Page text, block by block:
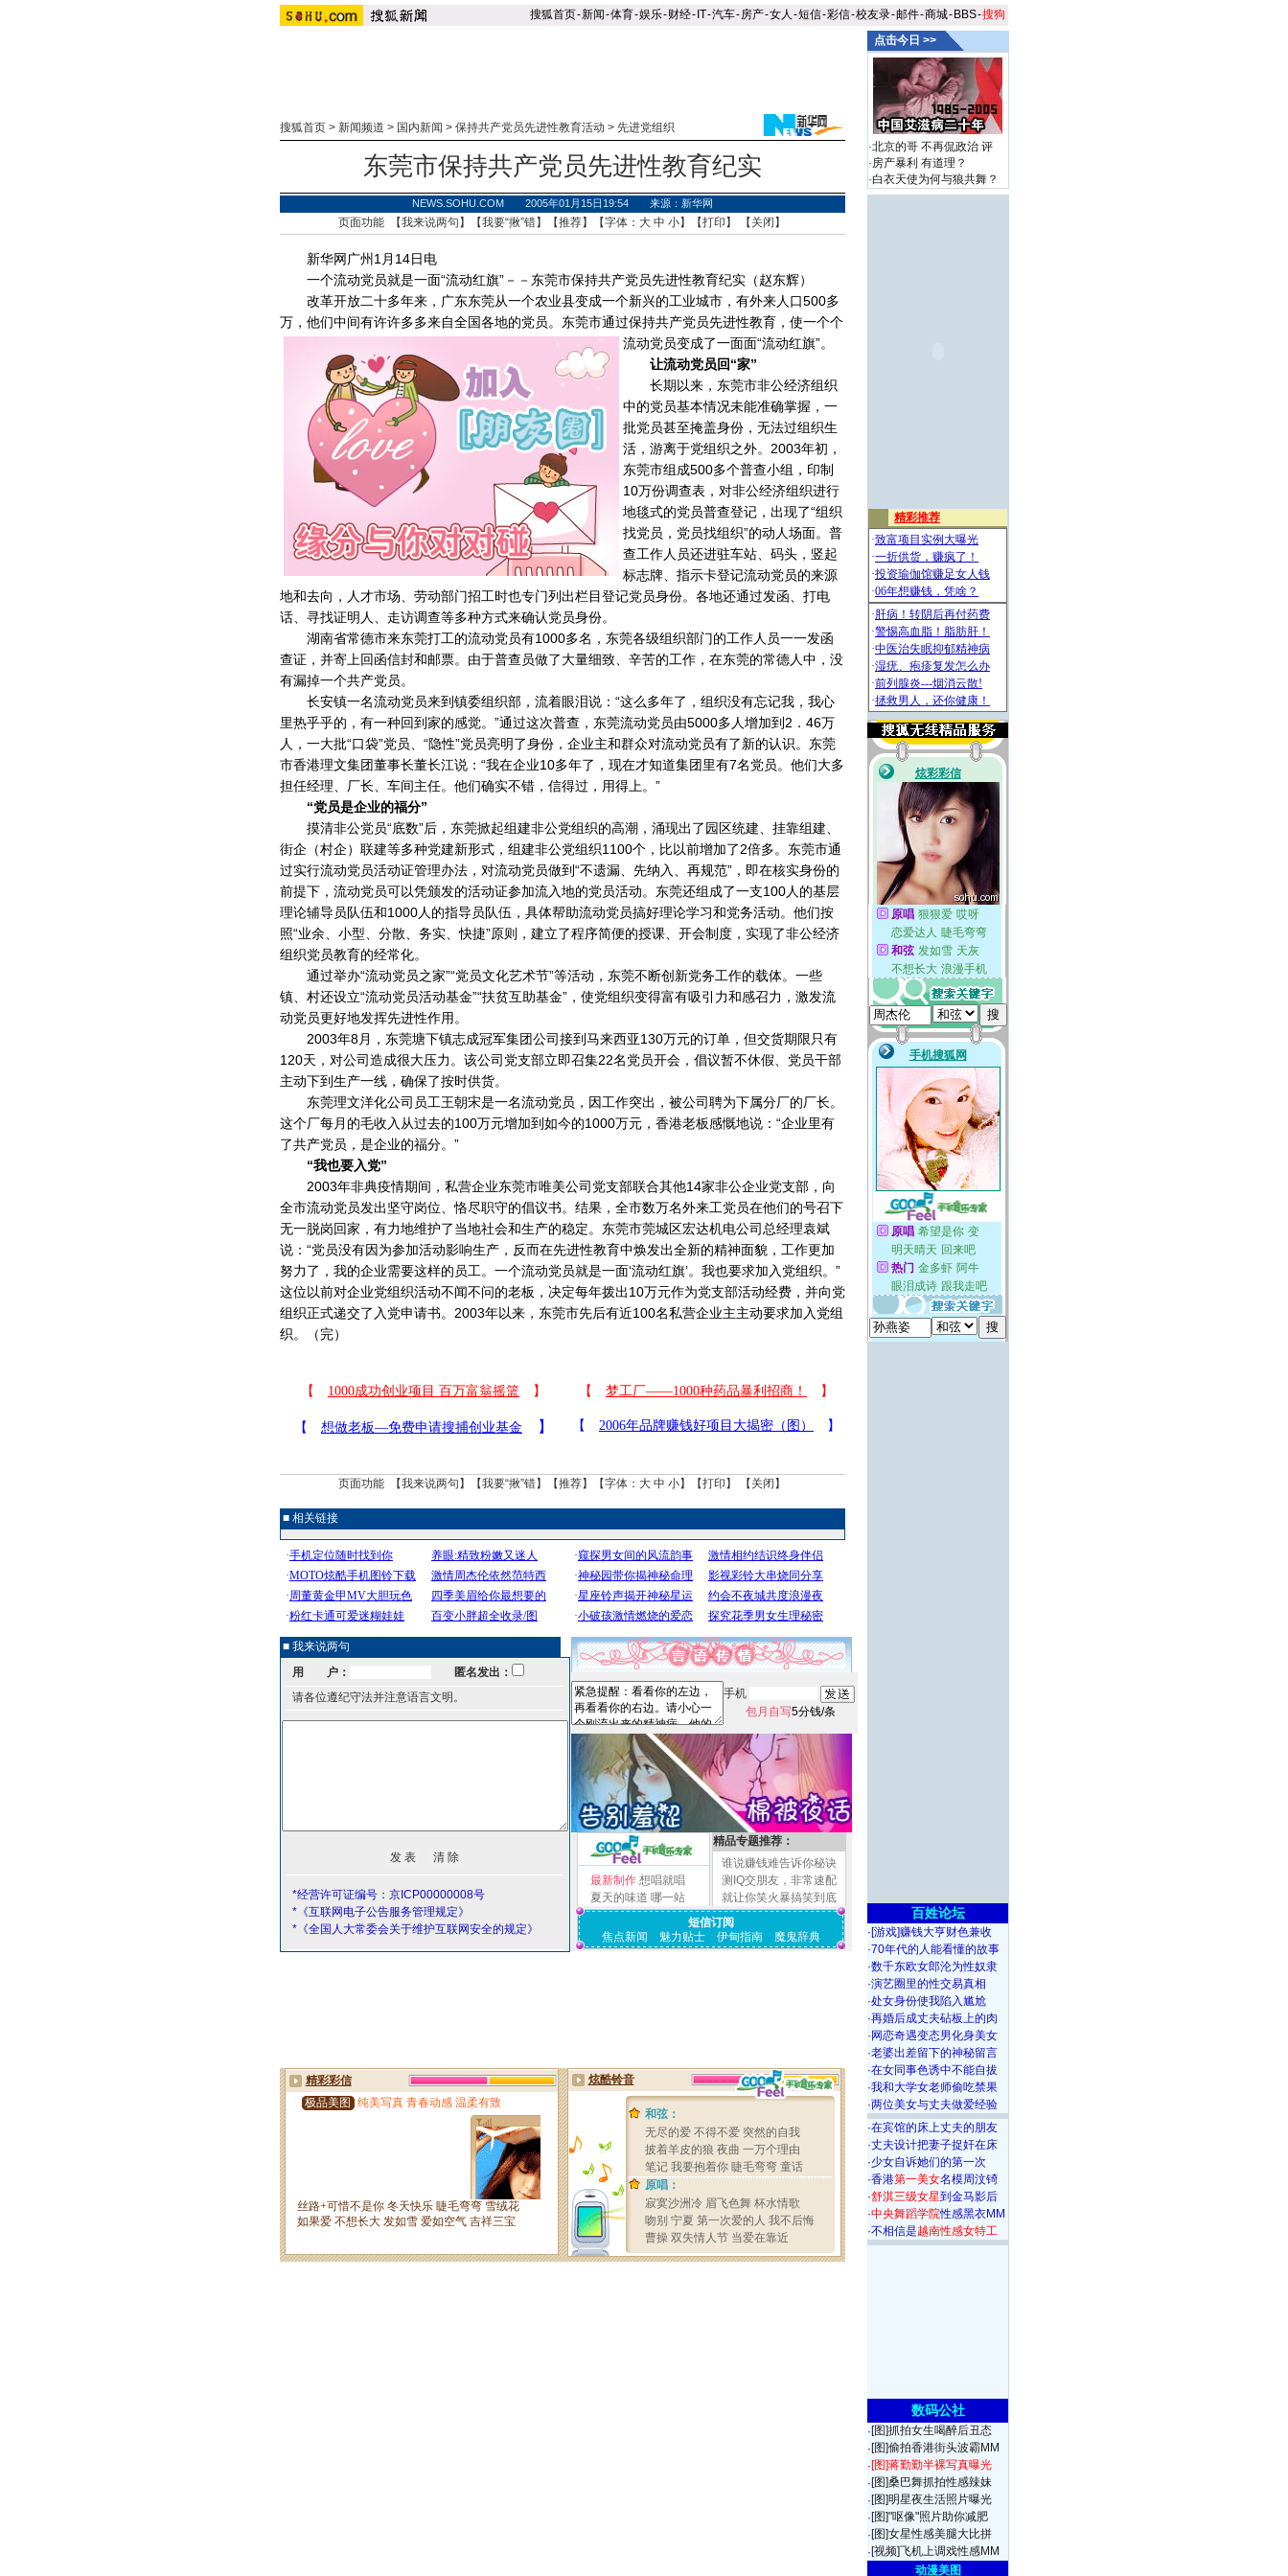
搜狐首页-新闻-体育-娱乐-财经- IT-汽车-房产-女人 -短信-彩信-校友录-邮件-商城- BBS-搜狗
搜狐首页> 新闻频道 > 国内新闻 > 保持共产党员先进性教育活动 > 先进党组织
东莞市保持共产党员先进性教育纪实
NEWS.SOHU.COM 2005年01月15日19:54 来源：新华网
页面功能 【我来说两句 】【我要“揪”错】【推荐】【字体： 大 中 小】【打印 】 【 关闭 】
新华网广州1月14日电
一个流动党员就是一面“流动红旗”－－东莞市保持共产党员先进性教育纪实（赵东辉）
改革开放二十多年来，广东东莞从一个农业县变成一个新兴的工业城市，有外来人口500多
万，他们中间有许许多多来自全国各地的党员。东莞市通过保持共产党员先进性教育，使一个个
流动党员变成了一面面“流动红旗”。
让流动党员回“家”
长期以来，东莞市非公经济组织
中的党员基本情况未能准确掌握，一
批党员甚至掩盖身份，无法过组织生
活，游离于党组织之外。2003年初，
东莞市组成500多个普查小组，印制
10万份调查表，对非公经济组织进行
地毯式的党员普查登记，出现了“组织
找党员，党员找组织”的动人场面。普
查工作人员还进驻车站、码头，竖起
标志牌、指示卡登记流动党员的来源
地和去向，人才市场、劳动部门招工时也专门列出栏目登记党员身份。各地还通过发函、打电
话、寻找证明人、走访调查等多种方式来确认党员身份。
湖南省常德市来东莞打工的流动党员有1000多名，东莞各级组织部门的工作人员一一发函
查证，并寄上回函信封和邮票。由于普查员做了大量细致、辛苦的工作，在东莞的常德人中，没
有漏掉一个共产党员。
长安镇一名流动党员来到镇委组织部，流着眼泪说：“这么多年了，组织没有忘记我，我心
里热乎乎的，有一种回到家的感觉。”通过这次普查，东莞流动党员由5000多人增加到2．46万
人，一大批“口袋”党员、“隐性”党员亮明了身份，企业主和群众对流动党员有了新的认识。东莞
市香港理文集团董事长董长江说：“我在企业10多年了，现在才知道集团里有7名党员。他们大多
担任经理、厂长、车间主任。他们确实不错，信得过，用得上。”
“党员是企业的福分”
摸清非公党员“底数”后，东莞掀起组建非公党组织的高潮，涌现出了园区统建、挂靠组建、
街企（村企）联建等多种党建新形式，组建非公党组织1100个，比以前增加了2倍多。东莞市通
过实行流动党员活动证管理办法，对流动党员做到“不遗漏、先纳入、再规范”，即在核实身份的
前提下，流动党员可以凭颁发的活动证参加流入地的党员活动。东莞还组成了一支100人的基层
理论辅导员队伍和1000人的指导员队伍，具体帮助流动党员搞好理论学习和党务活动。他们按
照“业余、小型、分散、务实、快捷”原则，建立了程序简便的授课、开会制度，实现了非公经济
组织党员教育的经常化。
通过举办“流动党员之家”“党员文化艺术节”等活动，东莞不断创新党务工作的载体。一些
镇、村还设立“流动党员活动基金”“扶贫互助基金”，使党组织变得富有吸引力和感召力，激发流
动党员更好地发挥先进性作用。
2003年8月，东莞塘下镇志成冠军集团公司接到马来西亚130万元的订单，但交货期限只有
120天，对公司造成很大压力。该公司党支部立即召集22名党员开会，倡议暂不休假、党员干部
主动下到生产一线，确保了按时供货。
东莞理文洋化公司员工王朝宋是一名流动党员，因工作突出，被公司聘为下属分厂的厂长。
这个厂每月的毛收入从过去的100万元增加到如今的1000万元，香港老板感慨地说：“企业里有
了共产党员，是企业的福分。”
“我也要入党”
2003年非典疫情期间，私营企业东莞市唯美公司党支部联合其他14家非公企业党支部，向
全市流动党员发出坚守岗位、恪尽职守的倡议书。结果，全市数万名外来工党员在他们的号召下
无一脱岗回家，有力地维护了当地社会和生产的稳定。东莞市莞城区宏达机电公司总经理袁斌
说：“党员没有因为参加活动影响生产，反而在先进性教育中焕发出全新的精神面貌，工作更加
努力了，我的企业需要这样的员工。一个流动党员就是一面‘流动红旗’。我也要求加入党组织。”
这位以前对企业党组织活动不闻不问的老板，决定每年拨出10万元作为党支部活动经费，并向党
组织正式递交了入党申请书。2003年以来，东莞市先后有近100名私营企业主主动要求加入党组
织。（完）
页面功能 【我来说两句 】【我要“揪”错】【推荐】【字体： 大 中 小】【打印 】 【 关闭 】
■ 相关链接
■ 我来说两句
用 户：
匿名发出：
请各位遵纪守法并注意语言文明。
*经营许可证编号：京ICP00000008号
*《互联网电子公告服务管理规定》
*《全国人大常委会关于维护互联网安全的规定》
手机
包月自写5分钱/条
最新制作 想唱就唱
夏天的味道 哪一站
精品专题推荐：
谁说赚钱难告诉你秘诀
测IQ交朋友，非常速配
就让你笑火暴搞笑到底
短信订阅
焦点新闻
魅力贴士 伊甸指南 魔鬼辞典
点击今日 >>
·北京的哥 不再侃政治 评
·房产暴利 有道理？
·白衣天使为何与狼共舞？
百姓论坛
· [游戏]赚钱大亨财色兼收
·70年代的人能看懂的故事
·数千东欧女郎沦为性奴隶
·演艺圈里的性交易真相
·处女身份使我陷入尴尬
·再婚后成丈夫砧板上的肉
· 网恋奇遇变态男化身美女
·老婆出差留下的神秘留言
·在女同事色诱中不能自拔
·我和大学女老师偷吃禁果
·两位美女与丈夫做爱经验
·在宾馆的床上丈夫的朋友
·丈夫设计把妻子捉奸在床
·少女自诉她们的第一次
·香港第一美女名模周汶锜
·舒淇三级女星到金马影后
·中央舞蹈学院性感黑衣MM
·不相信是越南性感女特工
数码公社
· [图]抓拍女生喝醉后丑态
· [图]偷拍香港街头波霸MM
·[图]蒋勤勤半裸写真曝光
· [图]桑巴舞抓拍性感辣妹
· [图]明星夜生活照片曝光
· [图]"呕像"照片助你减肥
· [图]女星性感美腿大比拼
· [视频]飞机上调戏性感MM
动漫美图